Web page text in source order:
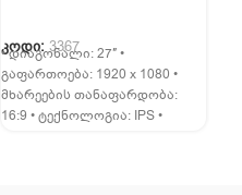
კოდი: 3367
• დიაგონალი: 27″ •
გაფართოება: 1920 x 1080 •
მხარეების თანაფარდობა:
16:9 • ტექნოლოგია: IPS •